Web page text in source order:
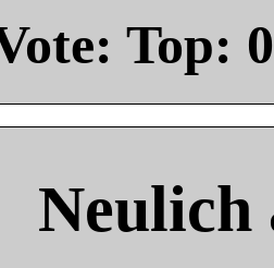
Top: 0
Neulich